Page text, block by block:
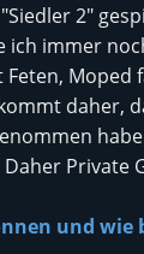
2"
ich immer
Moped
daher,
Private
und